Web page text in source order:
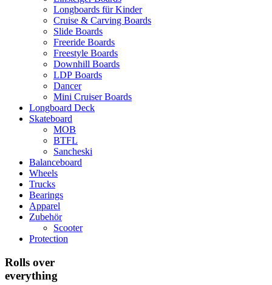
Longboards für Kinder
Cruise & Carving Boards
Slide Boards
Freeride Boards
Freestyle Boards
Downhill Boards
LDP Boards
Dancer
Mini Cruiser Boards
Longboard Deck
Skateboard
MOB
BTFL
Sancheski
Balanceboard
Wheels
Trucks
Bearings
Apparel
Zubehör
Scooter
Protection
Rolls over
everything